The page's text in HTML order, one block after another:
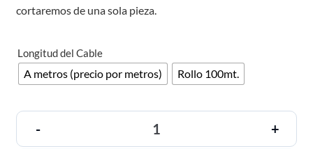
cortaremos de una sola pieza.
Longitud del Cable
A metros (precio por metros) Rollo 100mt.
- +